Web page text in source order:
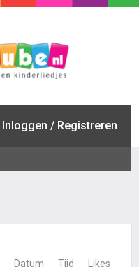
Inloggen / Registreren
Datum Tijd Likes